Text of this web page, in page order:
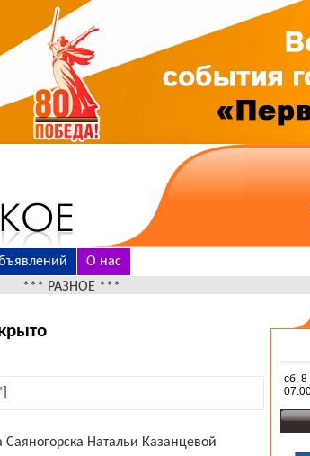
О нас
***
Саяногорска Натальи Казанцевой